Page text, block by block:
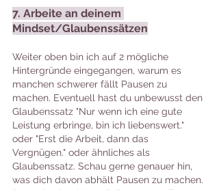
7. Arbeite an deinem
Mindset/Glaubenssätzen
Weiter oben bin ich auf 2 mögliche
Hintergründe eingegangen, warum es
manchen schwerer fällt Pausen zu
machen. Eventuell hast du unbewusst den
Glaubenssatz "Nur wenn ich eine gute
Leistung erbringe, bin ich liebenswert."
oder "Erst die Arbeit, dann das
Vergnügen." oder ähnliches als
Glaubenssatz. Schau gerne genauer hin,
was dich davon abhält Pausen zu machen.